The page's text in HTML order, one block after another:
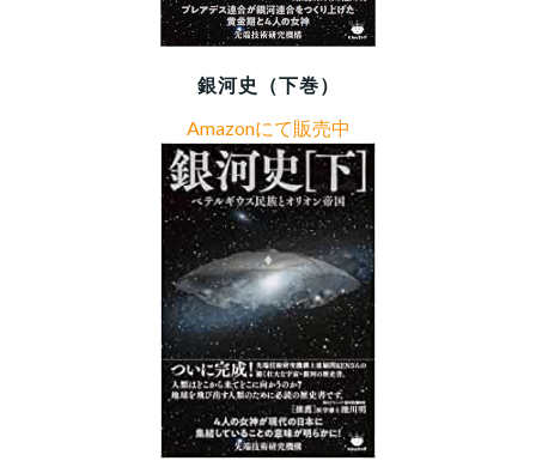
銀河史（下巻）
Amazonにて販売中